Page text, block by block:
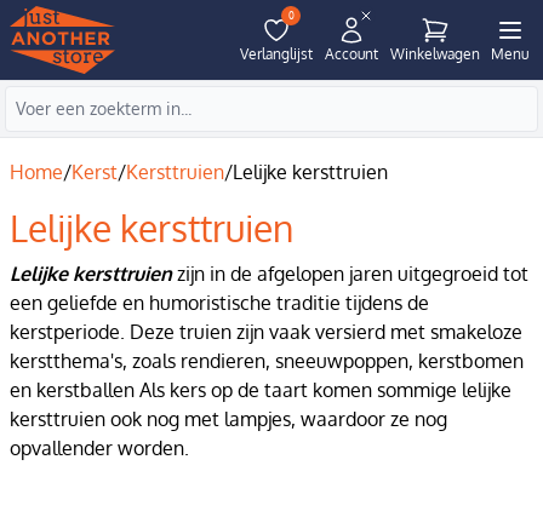
0
Verlanglijst Account Winkelwagen Menu
Home/Kerst/Kersttruien/Lelijke kersttruien
Lelijke kersttruien
Lelijke kersttruienzijn in de afgelopen jaren uitgegroeid tot
een geliefde en humoristische traditie tijdens de
kerstperiode. Deze truien zijn vaak versierd met smakeloze
kerstthema's, zoals rendieren, sneeuwpoppen, kerstbomen
en kerstballen Als kers op de taart komen sommige lelijke
kersttruien ook nog met lampjes, waardoor ze nog
opvallender worden.